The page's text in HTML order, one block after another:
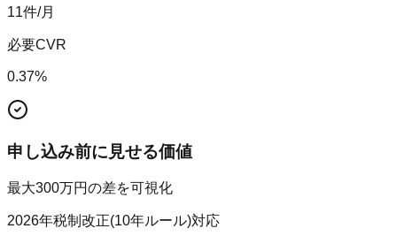
11件/月
必要CVR
0.37%
申し込み前に見せる価値
最大300万円の差を可視化
2026年税制改正(10年ルール)対応